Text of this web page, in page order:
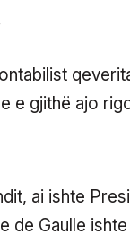
e gjithë ajo
ai ishte
de Gaulle